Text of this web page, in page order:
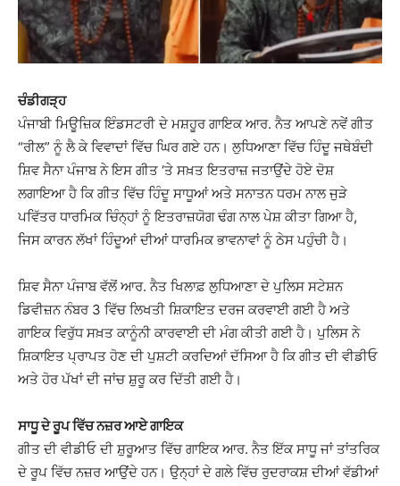
ਚੰਡੀਗੜ੍ਹ
ਪੰਜਾਬੀ ਮਿਊਜ਼ਿਕ ਇੰਡਸਟਰੀ ਦੇ ਮਸ਼ਹੂਰ ਗਾਇਕ ਆਰ. ਨੈਤ ਆਪਣੇ ਨਵੇਂ ਗੀਤ
“ਰੀਲ” ਨੂੰ ਲੈ ਕੇ ਵਿਵਾਦਾਂ ਵਿੱਚ ਘਿਰ ਗਏ ਹਨ। ਲੁਧਿਆਣਾ ਵਿੱਚ ਹਿੰਦੂ ਜਥੇਬੰਦੀ
ਸ਼ਿਵ ਸੈਨਾ ਪੰਜਾਬ ਨੇ ਇਸ ਗੀਤ ‘ਤੇ ਸਖ਼ਤ ਇਤਰਾਜ਼ ਜਤਾਉਂਦੇ ਹੋਏ ਦੋਸ਼
ਲਗਾਇਆ ਹੈ ਕਿ ਗੀਤ ਵਿੱਚ ਹਿੰਦੂ ਸਾਧੂਆਂ ਅਤੇ ਸਨਾਤਨ ਧਰਮ ਨਾਲ ਜੁੜੇ
ਪਵਿੱਤਰ ਧਾਰਮਿਕ ਚਿੰਨ੍ਹਾਂ ਨੂੰ ਇਤਰਾਜ਼ਯੋਗ ਢੰਗ ਨਾਲ ਪੇਸ਼ ਕੀਤਾ ਗਿਆ ਹੈ,
ਜਿਸ ਕਾਰਨ ਲੱਖਾਂ ਹਿੰਦੂਆਂ ਦੀਆਂ ਧਾਰਮਿਕ ਭਾਵਨਾਵਾਂ ਨੂੰ ਠੇਸ ਪਹੁੰਚੀ ਹੈ।
ਸ਼ਿਵ ਸੈਨਾ ਪੰਜਾਬ ਵੱਲੋਂ ਆਰ. ਨੈਤ ਖਿਲਾਫ਼ ਲੁਧਿਆਣਾ ਦੇ ਪੁਲਿਸ ਸਟੇਸ਼ਨ
ਡਿਵੀਜ਼ਨ ਨੰਬਰ 3 ਵਿੱਚ ਲਿਖਤੀ ਸ਼ਿਕਾਇਤ ਦਰਜ ਕਰਵਾਈ ਗਈ ਹੈ ਅਤੇ
ਗਾਇਕ ਵਿਰੁੱਧ ਸਖ਼ਤ ਕਾਨੂੰਨੀ ਕਾਰਵਾਈ ਦੀ ਮੰਗ ਕੀਤੀ ਗਈ ਹੈ। ਪੁਲਿਸ ਨੇ
ਸ਼ਿਕਾਇਤ ਪ੍ਰਾਪਤ ਹੋਣ ਦੀ ਪੁਸ਼ਟੀ ਕਰਦਿਆਂ ਦੱਸਿਆ ਹੈ ਕਿ ਗੀਤ ਦੀ ਵੀਡੀਓ
ਅਤੇ ਹੋਰ ਪੱਖਾਂ ਦੀ ਜਾਂਚ ਸ਼ੁਰੂ ਕਰ ਦਿੱਤੀ ਗਈ ਹੈ।
ਸਾਧੂ ਦੇ ਰੂਪ ਵਿੱਚ ਨਜ਼ਰ ਆਏ ਗਾਇਕ
ਗੀਤ ਦੀ ਵੀਡੀਓ ਦੀ ਸ਼ੁਰੂਆਤ ਵਿੱਚ ਗਾਇਕ ਆਰ. ਨੈਤ ਇੱਕ ਸਾਧੂ ਜਾਂ ਤਾਂਤਰਿਕ
ਦੇ ਰੂਪ ਵਿੱਚ ਨਜ਼ਰ ਆਉਂਦੇ ਹਨ। ਉਨ੍ਹਾਂ ਦੇ ਗਲੇ ਵਿੱਚ ਰੁਦਰਾਕਸ਼ ਦੀਆਂ ਵੱਡੀਆਂ